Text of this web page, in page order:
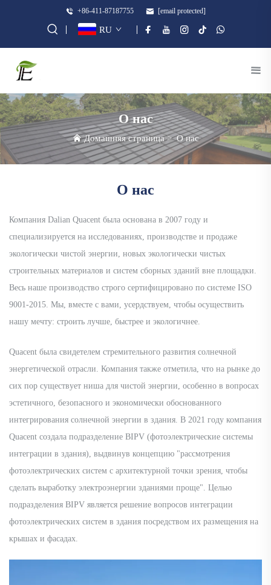
+86-411-87187755 [email protected]
RU
О нас
Домашняя страница>О нас
О нас
Компания Dalian Quacent была основана в 2007 году и
специализируется на исследованиях, производстве и продаже
экологически чистой энергии, новых экологически чистых
строительных материалов и систем сборных зданий вне площадки.
Весь наше производство строго сертифицировано по системе ISO
9001-2015. Мы, вместе с вами, усердствуем, чтобы осуществить
нашу мечту: строить лучше, быстрее и экологичнее.
Quacent была свидетелем стремительного развития солнечной
энергетической отрасли. Компания также отметила, что на рынке до
сих пор существует ниша для чистой энергии, особенно в вопросах
эстетичного, безопасного и экономически обоснованного
интегрирования солнечной энергии в здания. В 2021 году компания
Quacent создала подразделение BIPV (фотоэлектрические системы
интеграции в здания), выдвинув концепцию "рассмотрения
фотоэлектрических систем с архитектурной точки зрения, чтобы
сделать выработку электроэнергии зданиями проще". Целью
подразделения BIPV является решение вопросов интеграции
фотоэлектрических систем в здания посредством их размещения на
крышах и фасадах.